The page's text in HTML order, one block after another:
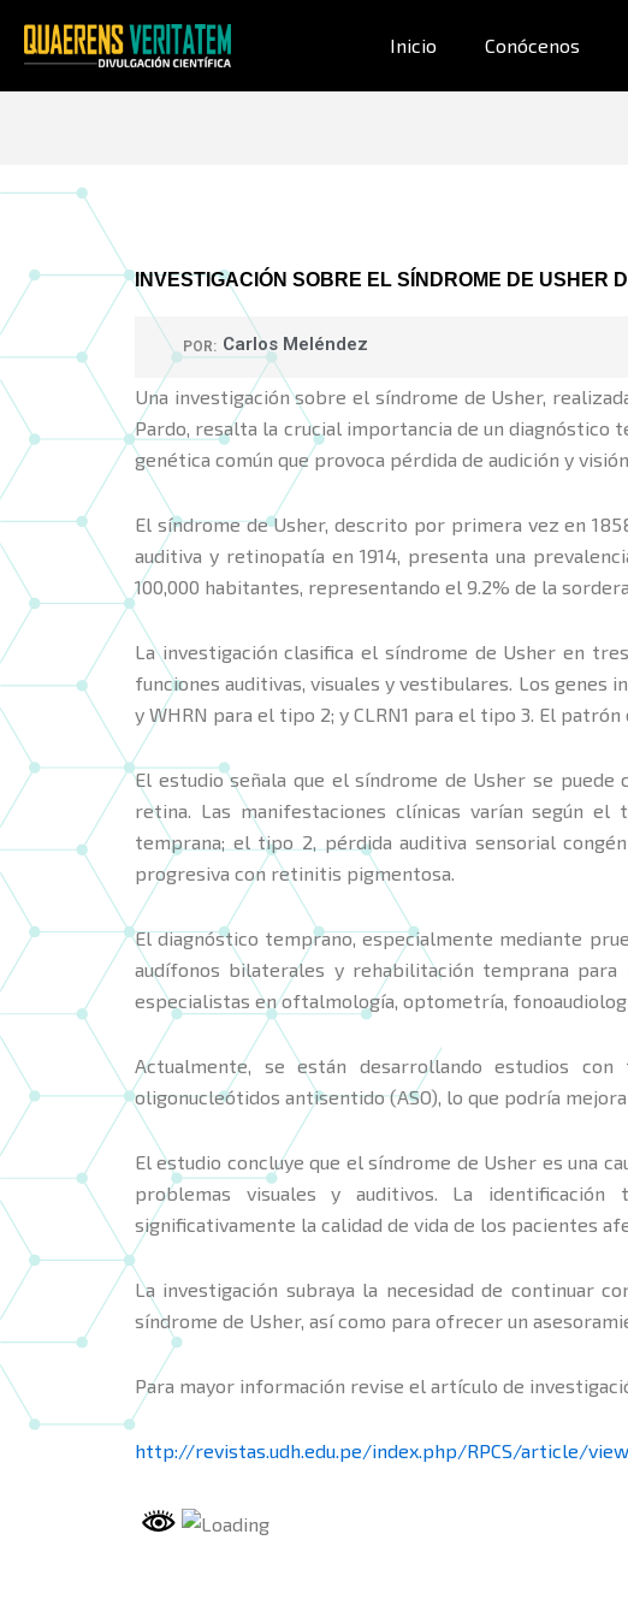
Inicio Conócenos
INVESTIGACIÓN SOBRE EL SÍNDROME DE USHER
POR: Carlos Meléndez
Una investigación sobre el síndrome de Usher,
Pardo, resalta la crucial importancia de un diagnóstico
genética común que provoca pérdida de audición y
El síndrome de Usher, descrito por primera vez en
auditiva y retinopatía en 1914, presenta una
100,000 habitantes, representando el 9.2% de la
La investigación clasifica el síndrome de Usher en
funciones auditivas, visuales y vestibulares. Los genes
y WHRN para el tipo 2; y CLRN1 para el tipo 3. El
El estudio señala que el síndrome de Usher se
retina. Las manifestaciones clínicas varían según
temprana; el tipo 2, pérdida auditiva sensorial
progresiva con retinitis pigmentosa.
El diagnóstico temprano, especialmente mediante
audífonos bilaterales y rehabilitación temprana
especialistas en oftalmología, optometría,
Actualmente, se están desarrollando estudios
oligonucleótidos antisentido (ASO), lo que podría
El estudio concluye que el síndrome de Usher es una
problemas visuales y auditivos. La identificación
significativamente la calidad de vida de los pacientes
La investigación subraya la necesidad de continuar
síndrome de Usher, así como para ofrecer un
Para mayor información revise el artículo de
http://revistas.udh.edu.pe/index.php/RPCS/article/